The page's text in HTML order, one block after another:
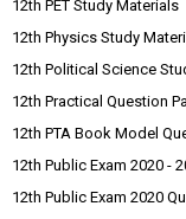
12th PET Study Materials
12th Physics Study
12th Political Science
12th Practical Question
12th PTA Book Model
12th Public Exam 2020 -
12th Public Exam 2020